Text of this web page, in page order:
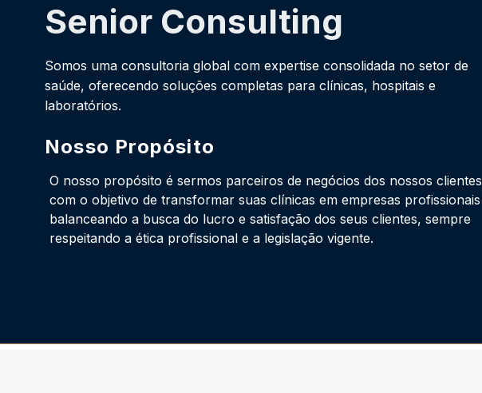
Senior Consulting
Somos uma consultoria global com expertise consolidada no setor de
saúde, oferecendo soluções completas para clínicas, hospitais e
laboratórios.
Nosso Propósito
O nosso propósito é sermos parceiros de negócios dos nossos clientes
com o objetivo de transformar suas clínicas em empresas profissionais
balanceando a busca do lucro e satisfação dos seus clientes, sempre
respeitando a ética profissional e a legislação vigente.